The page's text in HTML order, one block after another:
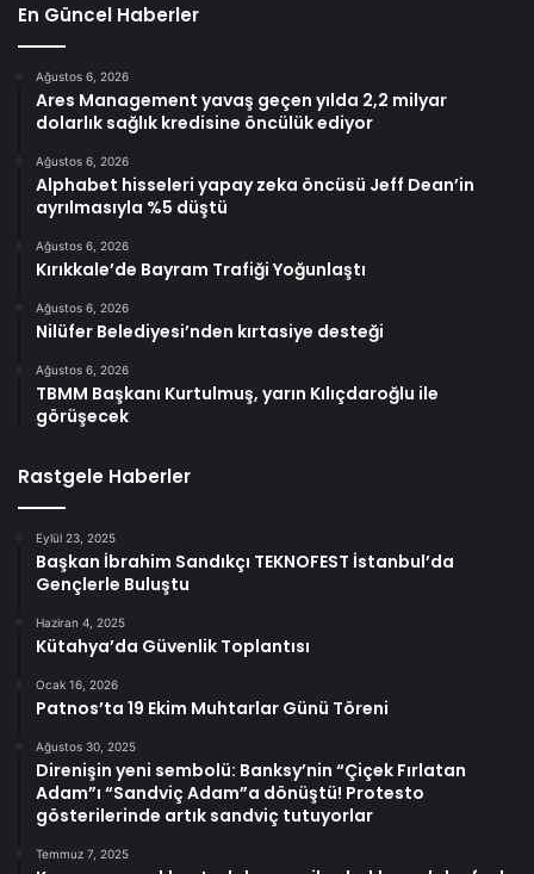
En Güncel Haberler
Ağustos 6, 2026
Ares Management yavaş geçen yılda 2,2 milyar
dolarlık sağlık kredisine öncülük ediyor
Ağustos 6, 2026
Alphabet hisseleri yapay zeka öncüsü Jeff Dean’in
ayrılmasıyla %5 düştü
Ağustos 6, 2026
Kırıkkale’de Bayram Trafiği Yoğunlaştı
Ağustos 6, 2026
Nilüfer Belediyesi’nden kırtasiye desteği
Ağustos 6, 2026
TBMM Başkanı Kurtulmuş, yarın Kılıçdaroğlu ile
görüşecek
Rastgele Haberler
Eylül 23, 2025
Başkan İbrahim Sandıkçı TEKNOFEST İstanbul’da
Gençlerle Buluştu
Haziran 4, 2025
Kütahya’da Güvenlik Toplantısı
Ocak 16, 2026
Patnos’ta 19 Ekim Muhtarlar Günü Töreni
Ağustos 30, 2025
Direnişin yeni sembolü: Banksy’nin “Çiçek Fırlatan
Adam”ı “Sandviç Adam”a dönüştü! Protesto
gösterilerinde artık sandviç tutuyorlar
Temmuz 7, 2025